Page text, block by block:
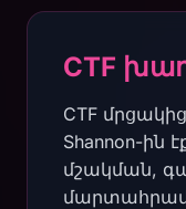
CTF
CTF
Shannon-ին
մշակման,